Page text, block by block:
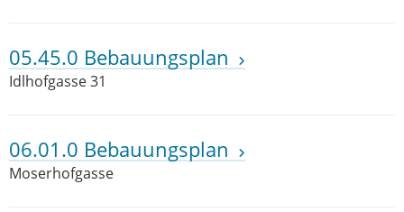
05.45.0 Bebauungsplan
Idlhofgasse 31
06.01.0 Bebauungsplan
Moserhofgasse